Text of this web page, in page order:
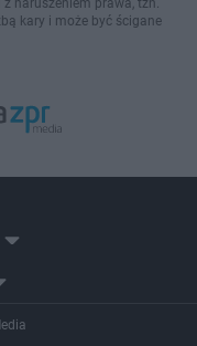
kary i może być ścigane